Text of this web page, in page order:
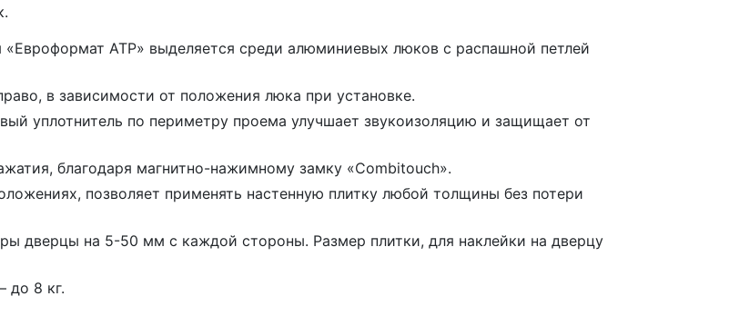
«Евроформат АТР» выделяется среди алюминиевых люков с распашной петлей
в зависимости от положения люка при установке.
уплотнитель по периметру проема улучшает звукоизоляцию и защищает от
благодаря магнитно-нажимному замку «Combitouch».
позволяет применять настенную плитку любой толщины без потери
дверцы на 5-50 мм с каждой стороны. Размер плитки, для наклейки на дверцу
до 8 кг.